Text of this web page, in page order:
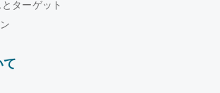
ターゲット
て